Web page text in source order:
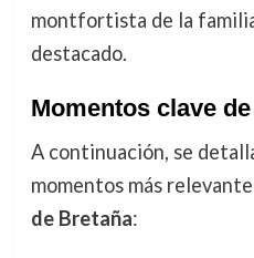
montfortista de la
destacado.
Momentos clave
A continuación, se
momentos más
de Bretaña: